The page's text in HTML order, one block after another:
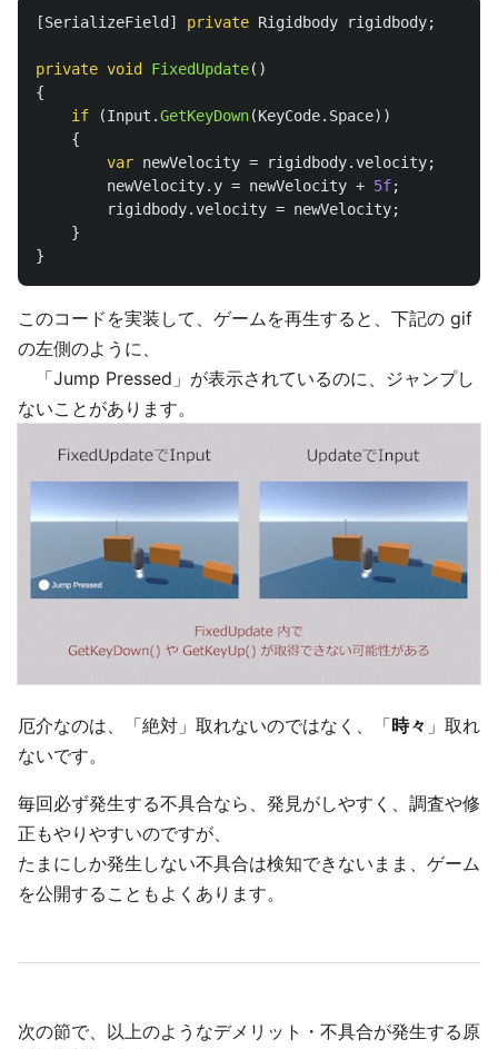
[SerializeField ] private Rigidbody rigidbody;
private void FixedUpdate()
{
if
(Input .GetKeyDown(KeyCode. Space))
{
var newVelocity = rigidbody.velocity;
newVelocity. y = newVelocity + 5f;
rigidbody.velocity = newVelocity;
}
}
このコードを実装して、ゲームを再生すると、下記の gif
の左側のように、
「Jump Pressed」が表示されているのに、ジャンプし
ないことがあります。
厄介なのは、「絶対」取れないのではなく、「時々 」取れ
ないです。
毎回必ず発生する不具合なら、発見がしやすく、調査や修
正もやりやすいのですが、
たまにしか発生しない不具合は検知できないまま、ゲーム
を公開することもよくあります。
次の節で、以上のようなデメリット・不具合が発生する原